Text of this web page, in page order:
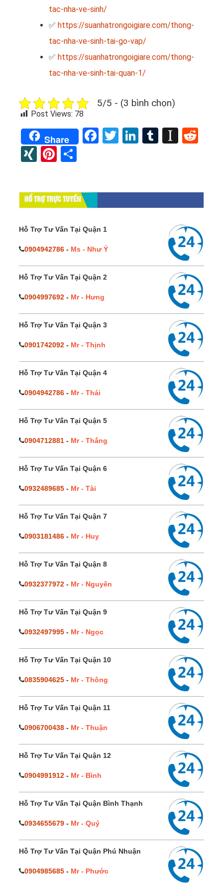
tac-nha-ve-sinh/
✅ https://suanhatrongoigiare.com/thong-
tac-nha-ve-sinh-tai-go-vap/
✅ https://suanhatrongoigiare.com/thong-
tac-nha-ve-sinh-tai-quan-1/
5/5 - (3 bình chọn)
Post Views: 78
Share Facebook
TwitterLinkedIn
Tumblr
XINGPinterest
HỔ TRỢ TRỰC TUYẾN
Hỗ Trợ Tư Vấn Tại Quận 1
0904942786 - Ms - Như Ý
Hỗ Trợ Tư Vấn Tại Quận 2
0904997692 - Mr - Hưng
Hỗ Trợ Tư Vấn Tại Quận 3
0901742092 - Mr - Thịnh
Hỗ Trợ Tư Vấn Tại Quận 4
0904942786 - Mr - Thái
Hỗ Trợ Tư Vấn Tại Quận 5
0904712881 - Mr - Thắng
Hỗ Trợ Tư Vấn Tại Quận 6
0932489685 - Mr - Tài
Hỗ Trợ Tư Vấn Tại Quận 7
0903181486 - Mr - Huy
Hỗ Trợ Tư Vấn Tại Quận 8
0932377972 - Mr - Nguyên
Hỗ Trợ Tư Vấn Tại Quận 9
0932497995 - Mr - Ngọc
Hỗ Trợ Tư Vấn Tại Quận 10
0835904625 - Mr - Thông
Hỗ Trợ Tư Vấn Tại Quận 11
0906700438 - Mr - Thuận
Hỗ Trợ Tư Vấn Tại Quận 12
0904991912 - Mr - Bình
Hỗ Trợ Tư Vấn Tại Quận Bình Thạnh
0934655679 - Mr - Quý
Hỗ Trợ Tư Vấn Tại Quận Phú Nhuận
0904985685 - Mr - Phước